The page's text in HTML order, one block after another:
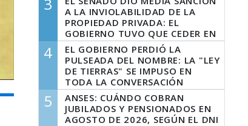
MARIDO
A LA INVIOLABILIDAD DE LA
PROPIEDAD PRIVADA: EL
GOBIERNO TUVO QUE CEDER EN
LA LEY DEL MANEJO DEL FUEGO
4
EL GOBIERNO PERDIÓ LA
PULSEADA DEL NOMBRE: LA "LEY
DE TIERRAS" SE IMPUSO EN
TODA LA CONVERSACIÓN
DIGITAL
5
ANSES: CUÁNDO COBRAN
JUBILADOS Y PENSIONADOS EN
AGOSTO DE 2026, SEGÚN EL DNI